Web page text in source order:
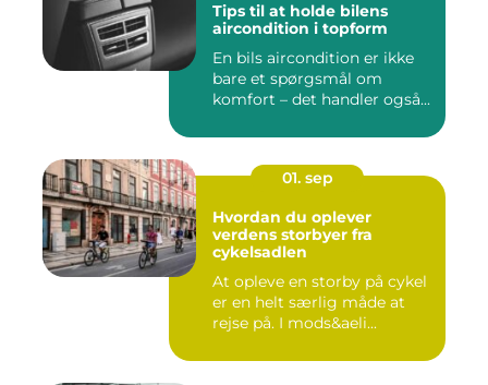
Tips til at holde bilens
aircondition i topform
En bils aircondition er ikke
bare et spørgsmål om
komfort – det handler også...
01. sep
Hvordan du oplever
verdens storbyer fra
cykelsadlen
At opleve en storby på cykel
er en helt særlig måde at
rejse på. I mods&aeli...